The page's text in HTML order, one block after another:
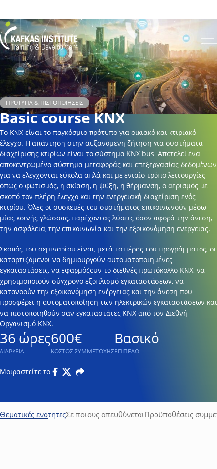
Kafkas Insitute Logo
ΠΡΌΤΥΠΑ & ΠΙΣΤΟΠΟΙΉΣΕΙΣ
Basic course KNX
Το ΚΝΧ είναι το παγκόσμιο πρότυπο για οικιακό και κτιριακό
έλεγχο. Η απάντηση στην αυξανόμενη ζήτηση για συστήματα
διαχείρισης κτιρίων είναι το σύστημα ΚΝΧ bus. Αποτελεί ένα
αποκεντρωμένο σύστημα μεταφοράς και επεξεργασίας δεδομένων
για να ελέγχονται εύκολα απλά και με ενιαίο τρόπο λειτουργίες
όπως ο φωτισμός, η σκίαση, η ψύξη, η θέρμανση, ο αερισμός με
σκοπό τον πλήρη έλεγχο και την ενεργειακή διαχείριση ενός
κτιρίου. Όλες οι συσκευές του συστήματος επικοινωνούν μέσω
μίας κοινής γλώσσας, παρέχοντας λύσεις όσον αφορά την άνεση,
την ασφάλεια, την επικοινωνία και την εξοικονόμηση ενέργειας.
Σκοπός του σεμιναρίου είναι, μετά το πέρας του προγράμματος, οι
καταρτιζόμενοι να δημιουργούν αυτοματοποιημένες
εγκαταστάσεις, να εφαρμόζουν το διεθνές πρωτόκολλο ΚΝΧ, να
χρησιμοποιούν σύγχρονο εξοπλισμό εγκαταστάσεων, να
κατανοούν την εξοικονόμηση ενέργειας και την άνεση που
προσφέρει η αυτοματοποίηση των ηλεκτρικών εγκαταστάσεων και
να πιστοποιηθούν σαν εγκαταστάτες ΚΝΧ από τον Διεθνή
Οργανισμό ΚΝΧ.
36 ώρες
ΔΙΑΡΚΕΙΑ
600€
ΚΟΣΤΟΣ ΣΥΜΜΕΤΟΧΗΣ
Βασικό
ΕΠΙΠΕΔΟ
Μοιραστείτε το Facebook
Twitter
Email
Θεματικές ενότητεςΣε ποιους απευθύνεταιΠροϋποθέσεις